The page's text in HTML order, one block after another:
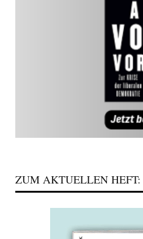
ZUM AKTUELLEN HEFT: